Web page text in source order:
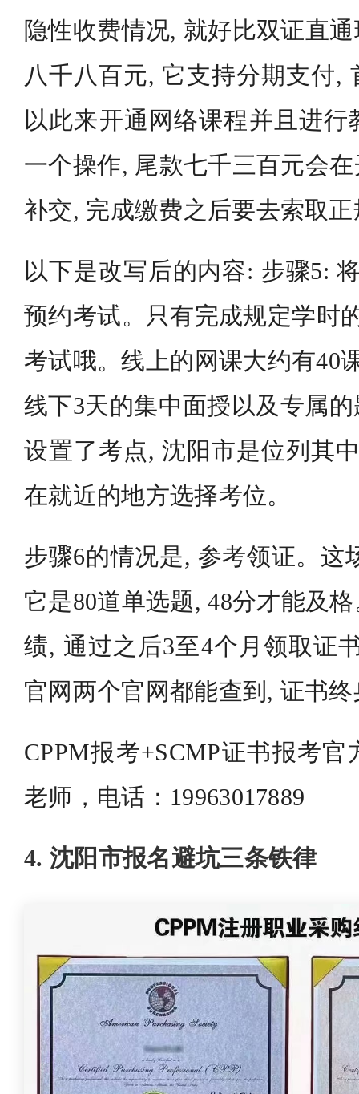
隐性收费情况, 就好比双证直
八千八百元, 它支持分期支付,
以此来开通网络课程并且进
一个操作, 尾款七千三百元会
补交, 完成缴费之后要去索取
以下是改写后的内容: 步骤5:
预约考试。只有完成规定学时
考试哦。线上的网课大约有40
线下3天的集中面授以及专属
设置了考点, 沈阳市是位列其
在就近的地方选择考位。
步骤6的情况是, 参考领证。这
它是80道单选题, 48分才能及
绩, 通过之后3至4个月领取证
官网两个官网都能查到, 证书
CPPM报考+SCMP证书报考
老师，电话：19963017889
4. 沈阳市报名避坑三条铁律